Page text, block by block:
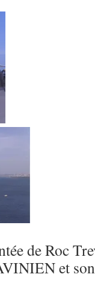
de Roc
et